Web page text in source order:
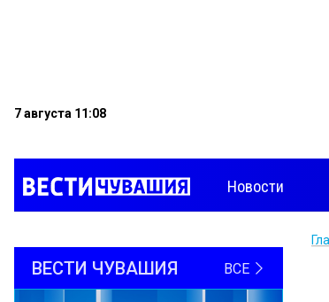
7 августа 11:08
Новости
ВЕСТИ ЧУВАШИЯ ВСЕ